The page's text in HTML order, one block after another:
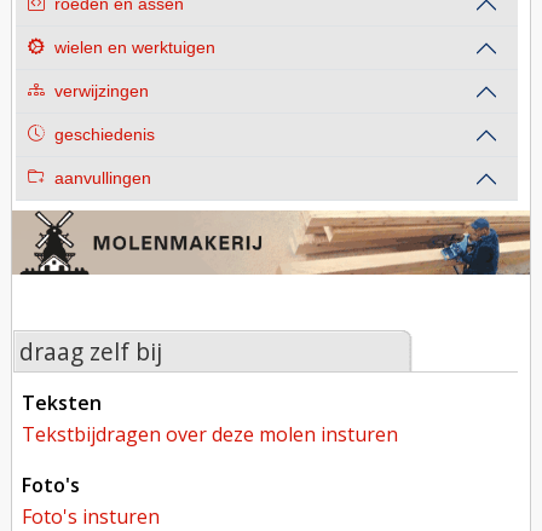
roeden en assen
wielen en werktuigen
verwijzingen
geschiedenis
aanvullingen
draag zelf bij
teksten
tekstbijdragen over deze molen insturen
foto's
foto's insturen